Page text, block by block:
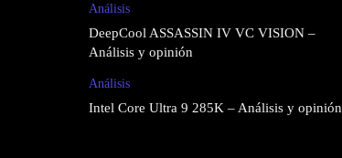
Análisis
DeepCool ASSASSIN IV VC VISION –
Análisis y opinión
Análisis
Intel Core Ultra 9 285K – Análisis y opinión